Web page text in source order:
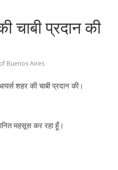
प्रदान की
Buenos Aires
शहर की चाबी प्रदान की।
महसूस कर रहा हूँ।